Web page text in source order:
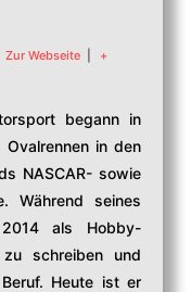
Zur Webseite
+
begann in
in den
NASCAR- sowie
Während seines
2014 als Hobby-
schreiben und
Heute ist er